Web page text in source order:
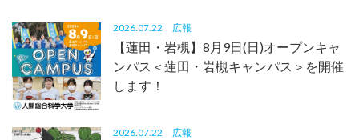
2026.07.22 広報
【蓮田・岩槻】8月9日(日)オープンキャ
ンパス＜蓮田・岩槻キャンパス＞を開催
します！
2026.07.22 広報